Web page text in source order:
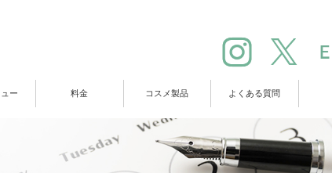
ー 料金 コスメ製品 よくある質問